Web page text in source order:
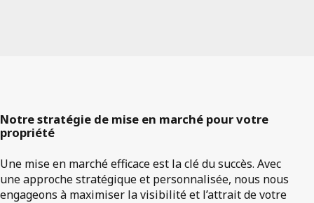
Notre stratégie de mise en marché pour votre
propriété
Une mise en marché efficace est la clé du succès. Avec
une approche stratégique et personnalisée, nous nous
engageons à maximiser la visibilité et l’attrait de votre